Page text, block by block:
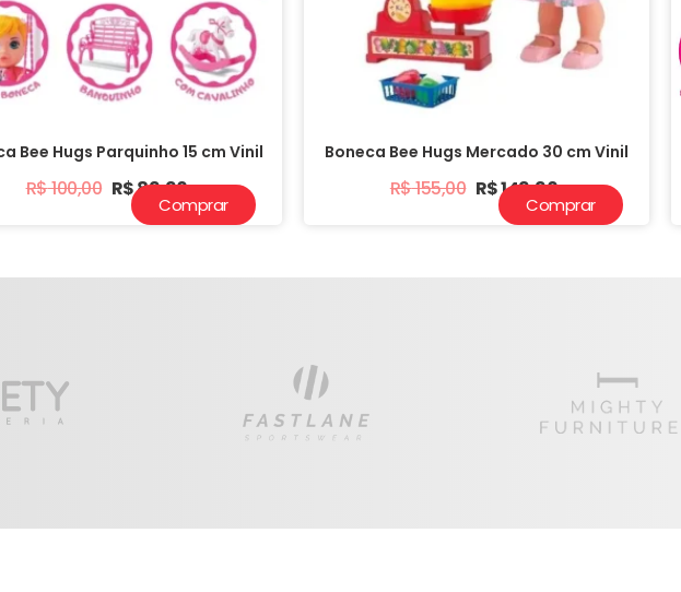
Bee Hugs Parquinho 15 cm Vinil
R$100,00 R$89,90
Boneca Bee Hugs Mercado 30 cm Vinil
R$155,00 R$149,90
Comprar Comprar